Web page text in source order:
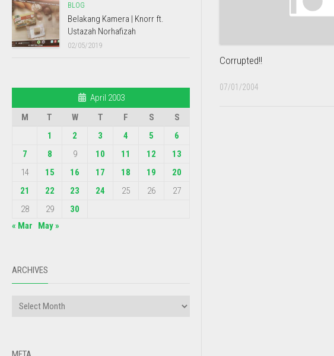
Corrupted!!
07/01/2004
BLOG
Belakang Kamera | Knorr ft.
Ustazah Norhafizah
02/05/2019
April 2003
M
T W T F S
S
1
2 3 4 5
6
7
8 9 10 11 12
13
14
15 16 17 18 19
20
21
22 23 24 25 26
27
28
29
30
« Mar
May »
ARCHIVES